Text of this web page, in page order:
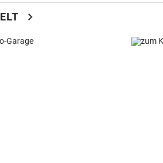
chevron_right